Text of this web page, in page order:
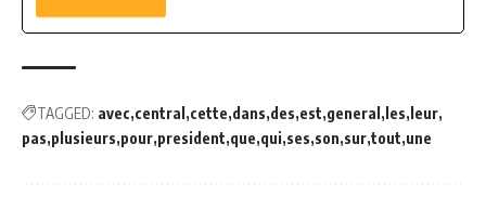
TAGGED: avec central cette dans des est general les leur
pas plusieurs pour president que qui ses son sur tout une